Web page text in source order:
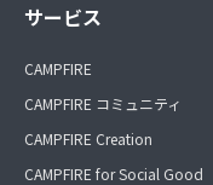
サービス
CAMPFIRE
CAMPFIRE コミュニティ
CAMPFIRE Creation
CAMPFIRE for Social Good